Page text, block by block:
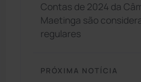
Contas de 2024 da
Maetinga são
regulares
PRÓXIMA NOTÍCIA